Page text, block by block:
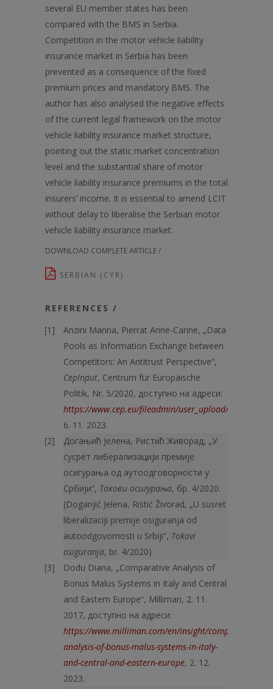
several EU member states has been
compared with the BMS in Serbia.
Competition in the motor vehicle liability
insurance market in Serbia has been
prevented as a consequence of the fixed
premium prices and mandatory BMS. The
author has also analysed the negative effects
of the current legal framework on the motor
vehicle liability insurance market structure,
pointing out the static market concentration
level and the substantial share of motor
vehicle liability insurance premiums in the total
insurers’ income. It is essential to amend LCIT
without delay to liberalise the Serbian motor
vehicle liability insurance market.
DOWNLOAD COMPLETE ARTICLE /
SERBIAN (CYR)
REFERENCES /
Anzini Marina, Pierrat Anne-Carine, „Data
Pools as Information Exchange between
Competitors: An Antitrust Perspective“,
CepInput, Centrum für Europäische
Politik, Nr. 5/2020, доступно на адреси:
https://www.cep.eu/fileadmin/user_upload/cep.eu/
6. 11. 2023.
Догањић Јелена, Ристић Живорад, „У
сусрет либерализацији премије
осигурања од аутоодговорности у
Србији“, Токови осигурања, бр. 4/2020.
(Doganjić Jelena, Ristić Živorad, „U susret
liberalizaciji premije osiguranja od
autoodgovornosti u Srbiji“, Tokovi
osiguranja, br. 4/2020)
Dodu Diana, „Comparative Analysis of
Bonus Malus Systems in Italy and Central
and Eastern Europe“, Milliman, 2. 11.
2017, доступно на адреси:
https://www.milliman.com/en/insight/comparative-
analysis-of-bonus-malus-systems-in-italy-
and-central-and-eastern-europe, 2. 12.
2023.